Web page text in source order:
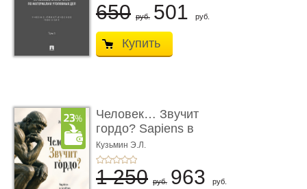
650 руб. 501 руб.
Купить
Человек… Звучит
гордо? Sapiens в
тенётах социума � ...
Кузьмин Э.Л.
1 250 руб. 963 руб.